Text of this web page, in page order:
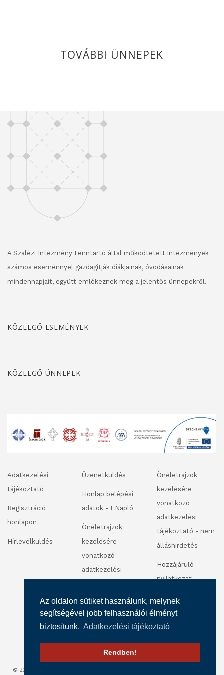
Az oldalon sütiket használunk, melynek
segítségével jobb felhasználói élményt
biztosítunk. Adatkezelési tájékoztató
Rendben!
TOVÁBBI ÜNNEPEK
A Szalézi Intézmény Fenntartó által működtetett intézmények
számos eseménnyel gazdagítják diákjainak, óvodásainak
mindennapjait, együtt emlékeznek meg a jelentős ünnepekről.
KÖZELGŐ ESEMÉNYEK
KÖZELGŐ ÜNNEPEK
Adatkezelési
tájékoztató
Regisztráció
honlapon
Hírlevélküldés
Üzenetküldés
Honlap belépési
adatok - ENapló
Önéletrajzok
kezelésére
vonatkozó
adatkezelési
álláshirdetés
Önéletrajzok
kezelésére
vonatkozó
adatkezelési
tájékoztató - nem
álláshirdetés
Hozzájáruló
nyilatkozat
videofelvétel
© 2016 SZALÉZI INTÉZMÉNY FENNTARTÓ. MINDEN JOG FENNTARTVA.